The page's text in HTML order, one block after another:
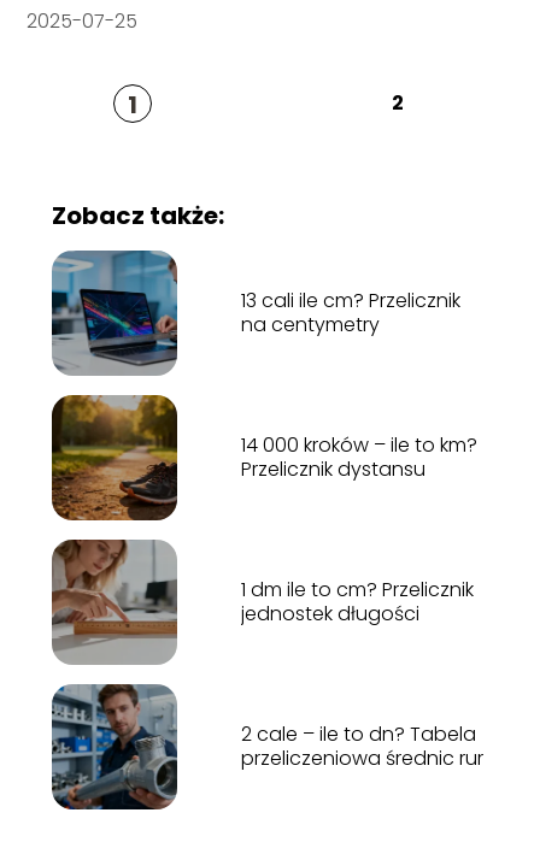
2025-07-25
1 2
Zobacz także:
13 cali ile cm? Przelicznik
na centymetry
14 000 kroków – ile to km?
Przelicznik dystansu
1 dm ile to cm? Przelicznik
jednostek długości
2 cale – ile to dn? Tabela
przeliczeniowa średnic rur